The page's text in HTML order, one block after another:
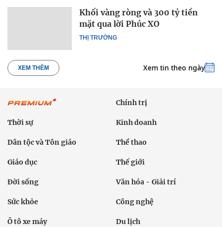
THỊ TRƯỜNG
Khối vàng ròng và 300 tỷ tiền
mặt qua lời Phúc XO
XEM THÊM Xem tin theo ngày
Chính trị
Thời sự Kinh doanh
Dân tộc và Tôn giáo Thể thao
Giáo dục Thế giới
Đời sống Văn hóa - Giải trí
Sức khỏe Công nghệ
Ô tô xe máy Du lịch